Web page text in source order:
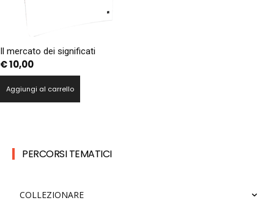
Il mercato dei significati
€10,00
Aggiungi al carrello
PERCORSI TEMATICI
COLLEZIONARE